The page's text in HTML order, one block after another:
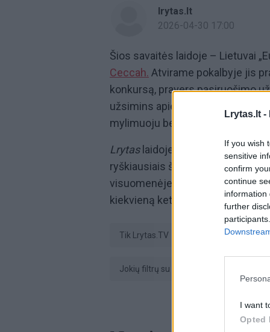
Lrytas.lt -
If you wish
sensitive
confirm
continue
information
further
I want
Opted
lrytas.lt
2026-04-30 17:00
Šios savaitės laidoje – Lietuvai
Ceccah. Atvirame pokalbyje jis
konkursą, pravers pasiruošimo
užsimins apie griežtas konkurso
mylimuoju bei artimųjų palaikymą.
Lrytaslaidoje „JOKIŲ FILTRŲ su
ryškiausiais šalies žmonėmis,
visuomenėje, tiek socialiniuose
kiekvieną ketvirtadienį 20
tik Lrytas.TV Klausyk lrytas.tv
Jokių filtrų su Saugirdu Vaitulioniu